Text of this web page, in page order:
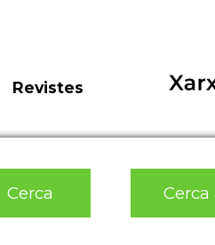
Revistes
Cerca Cerca